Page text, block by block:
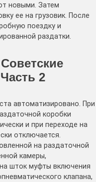
новыми. Затем
ее на грузовик. После
поездку и
раздатки.
2
автоматизировано. При
коробки
и при переходе на
отключается.
на раздаточной
камеры,
шток муфты включения
клапана,